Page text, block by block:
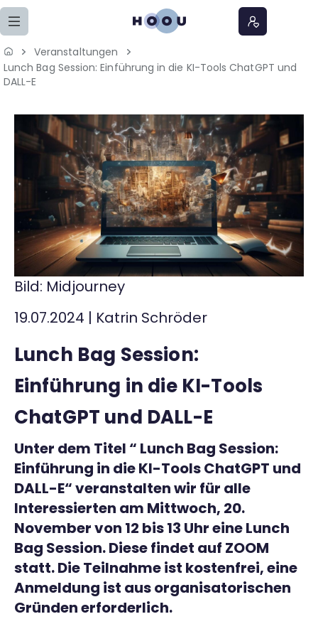
Zum Seiteninhalt springen
Home
Podcasts
Meine Lernangebote
News
Veranstaltungen
Veranstaltungen
Lunch Bag Session: Einführung in die KI-Tools ChatGPT und
DALL-E
Bild: Midjourney
19.07.2024 | Katrin Schröder
Lunch Bag Session:
Einführung in die KI-Tools
ChatGPT und DALL-E
Unter dem Titel “ Lunch Bag Session:
Einführung in die KI-Tools ChatGPT und
DALL-E“ veranstalten wir für alle
Interessierten am Mittwoch, 20.
November von 12 bis 13 Uhr eine Lunch
Bag Session. Diese findet auf ZOOM
statt. Die Teilnahme ist kostenfrei, eine
Anmeldung ist aus organisatorischen
Gründen erforderlich.